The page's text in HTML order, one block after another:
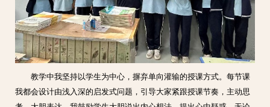
教学中我坚持以学生为中心，摒弃单向灌输的授课方式。每节课
我都会设计由浅入深的启发式问题，引导大家紧跟授课节奏，主动思